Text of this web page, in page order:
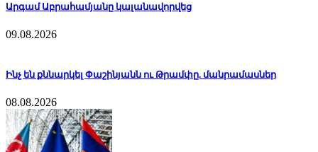
Արգամ Աբրահամյանը կալանավորվեց
09.08.2026
Ինչ են քննարկել Փաշինյանն ու Թրամփը. մանրամասներ
08.08.2026